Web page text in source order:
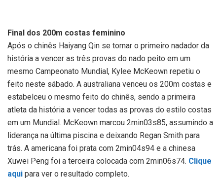
Final dos 200m costas feminino
Após o chinês Haiyang Qin se tornar o primeiro nadador da
história a vencer as três provas do nado peito em um
mesmo Campeonato Mundial, Kylee McKeown repetiu o
feito neste sábado. A australiana venceu os 200m costas e
estabelceu o mesmo feito do chinês, sendo a primeira
atleta da história a vencer todas as provas do estilo costas
em um Mundial. McKeown marcou 2min03s85, assumindo a
liderança na última piscina e deixando Regan Smith para
trás. A americana foi prata com 2min04s94 e a chinesa
Xuwei Peng foi a terceira colocada com 2min06s74. Clique
aqui para ver o resultado completo.